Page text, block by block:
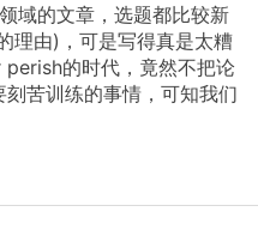
域的文章，选题都比较新
理由)，可是写得真是太糟
perish的时代，竟然不把论
苦训练的事情，可知我们